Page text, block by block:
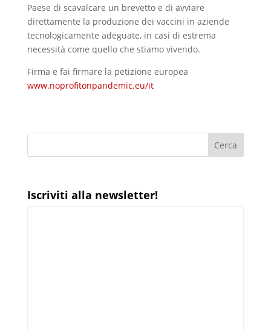
Paese di scavalcare un brevetto e di avviare
direttamente la produzione dei vaccini in aziende
tecnologicamente adeguate, in casi di estrema
necessità come quello che stiamo vivendo.
Firma e fai firmare la petizione europea
www.noprofitonpandemic.eu/it
Iscriviti alla newsletter!